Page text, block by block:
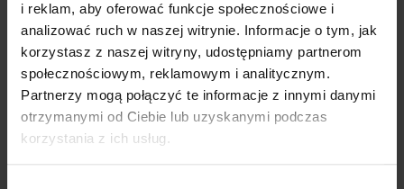
i reklam, aby oferować funkcje społecznościowe i
analizować ruch w naszej witrynie. Informacje o tym, jak
korzystasz z naszej witryny, udostępniamy partnerom
społecznościowym, reklamowym i analitycznym.
Partnerzy mogą połączyć te informacje z innymi danymi
otrzymanymi od Ciebie lub uzyskanymi podczas
korzystania z ich usług.
pomagające w
grillowaniu
Przy grillowaniu bardzo ważne są odpowiednie
środki ochrony osobistej i narzędzia. Oprócz
rękawic ochronnych i fartucha z
żaroodpornych materiałów należy wyposażyć